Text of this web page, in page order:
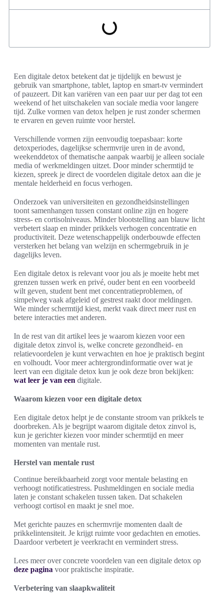
Een digitale detox betekent dat je tijdelijk en bewust je
gebruik van smartphone, tablet, laptop en smart-tv vermindert
of pauzeert. Dit kan variëren van een paar uur per dag tot een
weekend of het uitschakelen van sociale media voor langere
tijd. Zulke vormen van detox helpen je rust zonder schermen
te ervaren en geven ruimte voor herstel.
Verschillende vormen zijn eenvoudig toepasbaar: korte
detoxperiodes, dagelijkse schermvrije uren in de avond,
weekenddetox of thematische aanpak waarbij je alleen sociale
media of werkmeldingen uitzet. Door minder schermtijd te
kiezen, spreek je direct de voordelen digitale detox aan die je
mentale helderheid en focus verhogen.
Onderzoek van universiteiten en gezondheidsinstellingen
toont samenhangen tussen constant online zijn en hogere
stress- en cortisolniveaus. Minder blootstelling aan blauw licht
verbetert slaap en minder prikkels verhogen concentratie en
productiviteit. Deze wetenschappelijk onderbouwde effecten
versterken het belang van welzijn en schermgebruik in je
dagelijks leven.
Een digitale detox is relevant voor jou als je moeite hebt met
grenzen tussen werk en privé, ouder bent en een voorbeeld
wilt geven, student bent met concentratieproblemen, of
simpelweg vaak afgeleid of gestrest raakt door meldingen.
Wie minder schermtijd kiest, merkt vaak direct meer rust en
betere interacties met anderen.
In de rest van dit artikel lees je waarom kiezen voor een
digitale detox zinvol is, welke concrete gezondheid- en
relatievoordelen je kunt verwachten en hoe je praktisch begint
en volhoudt. Voor meer achtergrondinformatie over wat je
leert van een digitale detox kun je ook deze bron bekijken:
wat leer je van een digitale.
Waarom kiezen voor een digitale detox
Een digitale detox helpt je de constante stroom van prikkels te
doorbreken. Als je begrijpt waarom digitale detox zinvol is,
kun je gerichter kiezen voor minder schermtijd en meer
momenten van mentale rust.
Herstel van mentale rust
Continue bereikbaarheid zorgt voor mentale belasting en
verhoogt notificatiestress. Pushmeldingen en sociale media
laten je constant schakelen tussen taken. Dat schakelen
verhoogt cortisol en maakt je snel moe.
Met gerichte pauzes en schermvrije momenten daalt de
prikkelintensiteit. Je krijgt ruimte voor gedachten en emoties.
Daardoor verbetert je veerkracht en vermindert stress.
Lees meer over concrete voordelen van een digitale detox op
deze pagina voor praktische inspiratie.
Verbetering van slaapkwaliteit